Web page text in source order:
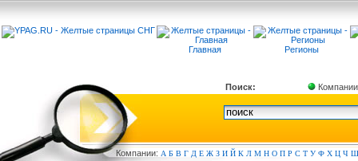
Главная Регионы
Поиск: Компании
Компании: А Б В Г Д Е Ж З И Й К Л М Н О П Р С Т У Ф Х Ц Ч Ш